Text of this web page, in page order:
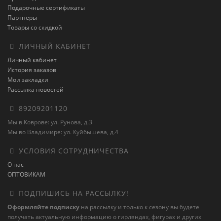
Подарочные сертификаты
Партнёры
Товары со скидкой
ЛИЧНЫЙ КАБИНЕТ
Личный кабинет
История заказов
Мои закладки
Рассылка новостей
89209201120
Мы в Коврове: ул. Рунова, д.3
Мы во Владимире: ул. Куйбышева, д.4
УСЛОВИЯ СОТРУДНИЧЕСТВА
О нас
ОПТОВИКАМ
ПОДПИШИСЬ НА РАССЫЛКУ!
Оформляйте подписку на рассылку и только к сезону вы будете
получать актуальную информацию о гирляндах, фигурах и других